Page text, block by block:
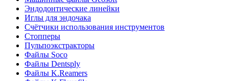
Эндодонтические линейки
Иглы для эндочака
Счётчики использования инструментов
Стопперы
Пульпоэкстракторы
Файлы Soco
Файлы Dentsply
Файлы K.Reamers